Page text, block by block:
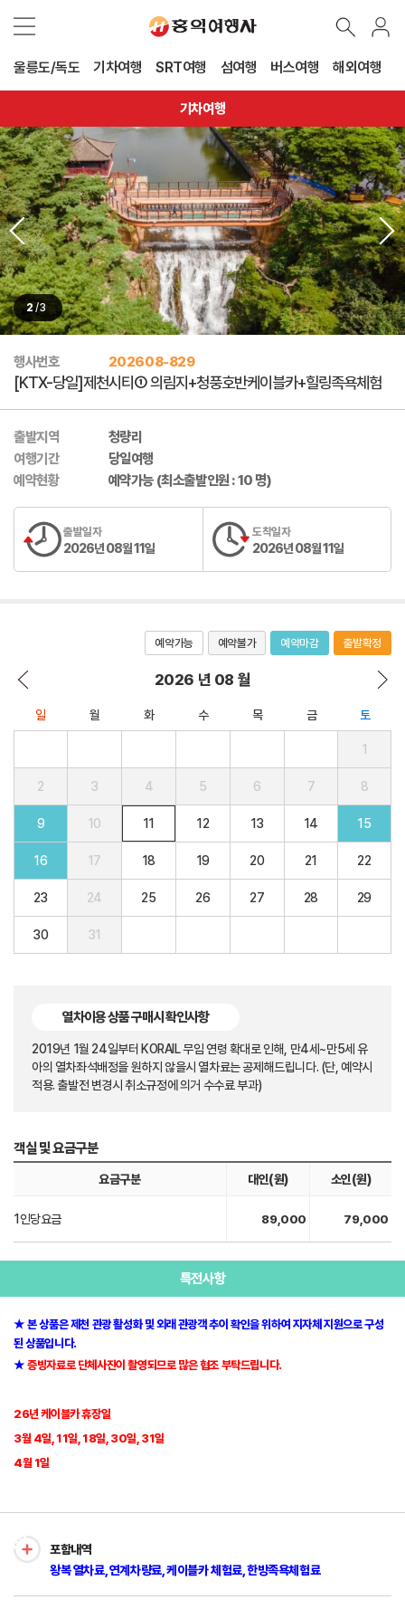
울릉도/독도 기차여행 SRT여행 섬여행 버스여행 해외여행
기차여행
2 /3
행사번호 202608-829
[KTX-당일]제천시티① 의림지+청풍호반케이블카+힐링족욕체험
출발지역
청량리
여행기간
당일여행
예약현황
예약가능 (최소출발인원 : 10 명)
출발일자
2026년 08월 11일
도착일자
2026년 08월 11일
출발확정
예약마감
예약불가
예약가능
2026 년 08 월
일 월 화 수 목 금 토
1
2 3 4 5 6 7 8
9 10 11 12 13 14 15
16 17 18 19 20 21 22
23 24 25 26 27 28 29
30 31
열차이용 상품 구매시 확인사항
2019년 1월 24일부터 KORAIL 무임 연령 확대로 인해, 만4세~만5세 유
아의 열차좌석배정을 원하지 않을시 열차료는 공제해드립니다. (단, 예약시
적용. 출발전 변경시 취소규정에 의거 수수료 부과)
객실 및 요금구분
요금구분 대인(원) 소인(원)
1인당요금 89,000 79,000
특전사항
★ 본 상품은 제천 관광 활성화 및 외래 관광객 추이 확인을 위하여 지자체 지원으로 구성
된 상품입니다.
★ 증빙자료로 단체사진이 촬영되므로 많은 협조 부탁드립니다.
26년 케이블카 휴장일
3월 4일, 11일, 18일, 30일, 31일
4월 1일
포함내역
왕복 열차료, 연계차량료, 케이블카 체험료, 한방족욕체험료